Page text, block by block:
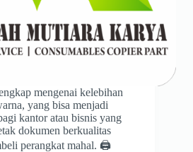
mengenai kelebihan
yang bisa menjadi
kantor atau bisnis yang
dokumen berkualitas
perangkat mahal. 🖨️